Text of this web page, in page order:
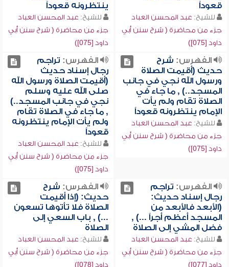
قعوداً
للشيخ: عبد المحسن العباد
جزء من محاضرة ( شرح سنن أبي
داود [075])
ينتظرونه قعوداً
للشيخ: عبد المحسن العباد
جزء من محاضرة ( شرح سنن أبي
داود [075])
الفهرس: شرح
حديث (أقيمت الصلاة
ورسول الله نجي في جانب
المسجد..) , ما جاء في
الصلاة تقام ولم يأت
الإمام ينتظرونه قعوداً
للشيخ: عبد المحسن العباد
جزء من محاضرة ( شرح سنن أبي
داود [075])
الفهرس: تراجم
رجال إسناد حديث
(أقيمت الصلاة ورسول الله
صلى الله عليه وسلم
نجي في جانب المسجد..)
, ما جاء في الصلاة تقام
ولم يأت الإمام ينتظرونه
قعوداً
للشيخ: عبد المحسن العباد
جزء من محاضرة ( شرح سنن أبي
داود [075])
الفهرس: تراجم
رجال إسناد حديث:
(الأبعد فالأبعد من
المسجد أعظم أجراً ...) ,
فضل المشي إلى الصلاة
للشيخ: عبد المحسن العباد
جزء من محاضرة ( شرح سنن أبي
داود [077])
الفهرس: شرح
حديث: (إذا أقيمت
الصلاة فلا تأتوها تسعون
...) , باب السعي إلى
الصلاة
للشيخ: عبد المحسن العباد
جزء من محاضرة ( شرح سنن أبي
داود [078])